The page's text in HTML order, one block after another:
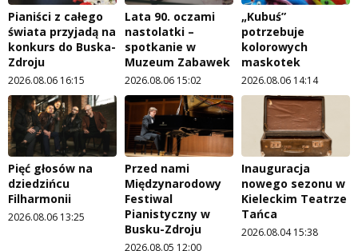
Pianiści z całego
świata przyjadą na
konkurs do Buska-
Zdroju
2026.08.06 16:15
Lata 90. oczami
nastolatki –
spotkanie w
Muzeum Zabawek
2026.08.06 15:02
„Kubuś”
potrzebuje
kolorowych
maskotek
2026.08.06 14:14
Pięć głosów na
dziedzińcu
Filharmonii
2026.08.06 13:25
Przed nami
Międzynarodowy
Festiwal
Pianistyczny w
Busku-Zdroju
2026.08.05 12:00
Inauguracja
nowego sezonu w
Kieleckim Teatrze
Tańca
2026.08.04 15:38